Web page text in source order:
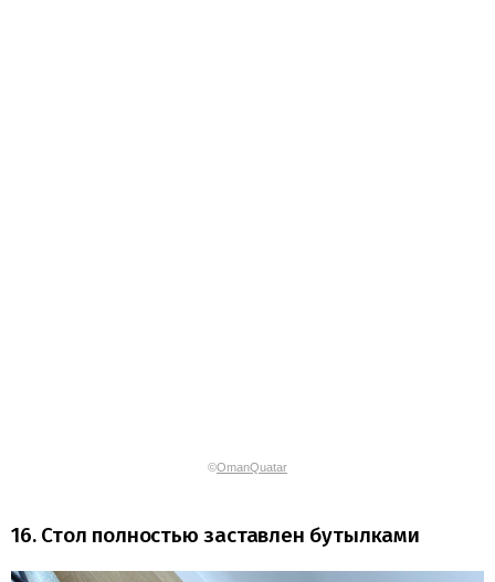
©OmanQuatar
16. Стол полностью заставлен бутылками